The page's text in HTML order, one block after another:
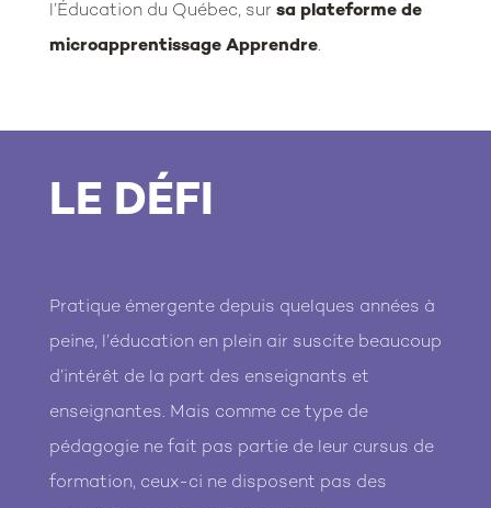
l’Éducation du Québec, sur sa plateforme de
microapprentissage Apprendre.
LE DÉFI
Pratique émergente depuis quelques années à
peine, l’éducation en plein air suscite beaucoup
d’intérêt de la part des enseignants et
enseignantes. Mais comme ce type de
pédagogie ne fait pas partie de leur cursus de
formation, ceux-ci ne disposent pas des